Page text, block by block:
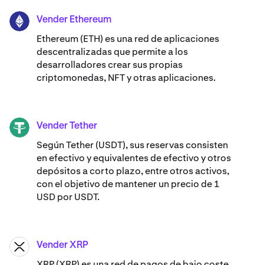
ETH Vender Ethereum
Ethereum (ETH) es una red de aplicaciones
descentralizadas que permite a los
desarrolladores crear sus propias
criptomonedas, NFT y otras aplicaciones.
USDT Vender Tether
Según Tether (USDT), sus reservas consisten
en efectivo y equivalentes de efectivo y otros
depósitos a corto plazo, entre otros activos,
con el objetivo de mantener un precio de 1
USD por USDT.
XRP Vender XRP